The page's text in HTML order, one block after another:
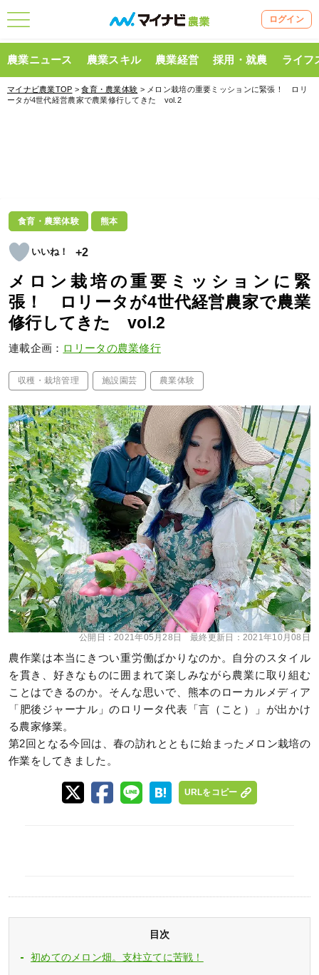
ログイン
農業ニュース 農業スキル 農業経営 採用・就農 ライフ
マイナビ農業TOP >食育・農業体験 > メロン栽培の重要ミッションに緊張！ ロリ
ータが4世代経営農家で農業修行してきた vol.2
食育・農業体験 熊本
+2
メロン栽培の重要ミッションに緊
張！ ロリータが4世代経営農家で農業
修行してきた vol.2
連載企画： ロリータの農業修行
収穫・栽培管理 施設園芸 農業体験
公開日：2021年05月28日 最終更新日： 2021年10月08日
農作業は本当にきつい重労働ばかりなのか。自分のスタイル
を貫き、好きなものに囲まれて楽しみながら農業に取り組む
ことはできるのか。そんな思いで、熊本のローカルメディア
「肥後ジャーナル」のロリータ代表「言（こと）」が出かけ
る農家修業。
第2回となる今回は、春の訪れとともに始まったメロン栽培の
作業をしてきました。
URLをコピー
目次
初めてのメロン畑。支柱立てに苦戦！